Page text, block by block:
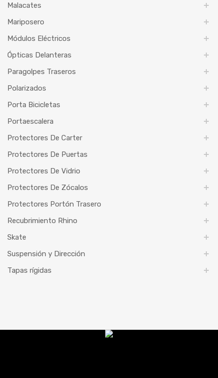
Malacates
Mariposero
Módulos Eléctricos
Ópticas Delanteras
Paragolpes Traseros
Polarizados
Porta Bicicletas
Portaescalera
Protectores De Carter
Protectores De Puertas
Protectores De Vidrio
Protectores De Zócalos
Protectores Portón Trasero
Recubrimiento Rhino
Skate
Suspensión y Dirección
Tapas rígidas